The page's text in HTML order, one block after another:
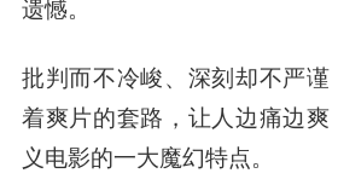
遗憾。
批判而不冷峻、深刻却不严
着爽片的套路，让人边痛边
义电影的一大魔幻特点。